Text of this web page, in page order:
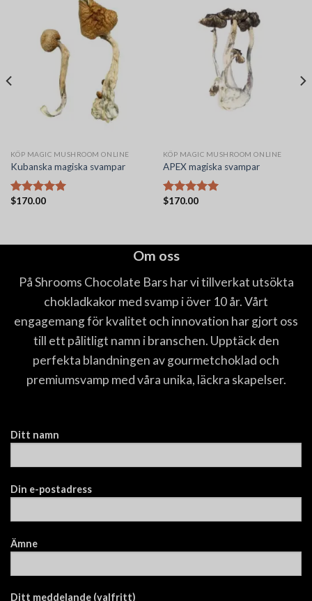
KÖP MAGIC MUSHROOM ONLINE
Kubanska magiska svampar
Betygsatt
$170.00
KÖP MAGIC MUSHROOM ONLINE
APEX magiska svampar
Betygsatt
$170.00
Om oss
På Shrooms Chocolate Bars har vi tillverkat utsökta
chokladkakor med svamp i över 10 år. Vårt
engagemang för kvalitet och innovation har gjort oss
till ett pålitligt namn i branschen. Upptäck den
perfekta blandningen av gourmetchoklad och
premiumsvamp med våra unika, läckra skapelser.
Ditt namn
Din e-postadress
Ämne
Ditt meddelande (valfritt)